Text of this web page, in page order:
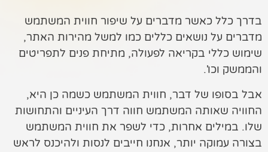
פרסום בגוגל
רשתות חברתיות
שיווק לאתרי
קייס סטאדי
תיק עבודות
בדרך כלל כאשר מדברים על שיפור חווית המשתמש
מדברים על נושאים כללים כמו למשל מהירות האתר,
שימוש כללי בקריאה לפעולה, מתיחת פנים לתפריטים
והממשק וכו'.
אבל בסופו של דבר, חווית המשתמש כשמה כן היא,
החוויה שאותה המשתמש חווה דרך העיניים והתחושות
שלו. במילים אחרות, כדי לשפר את חווית המשתמש
בצורה עמוקה יותר, אנחנו חייבים לנסות ולהיכנס לראש